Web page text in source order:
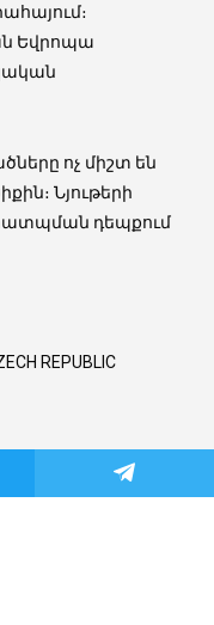
Եվրոպա
ոչ միշտ են
Նյութերի
դեպքում
REPUBLIC